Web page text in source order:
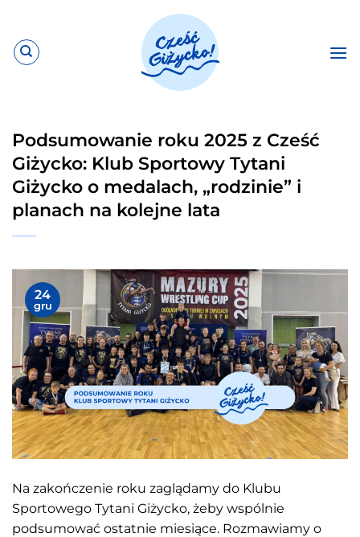
zawartości
Podsumowanie roku 2025 z Cześć
Giżycko: Klub Sportowy Tytani
Giżycko o medalach, „rodzinie” i
planach na kolejne lata
24
gru
Na zakończenie roku zaglądamy do Klubu
Sportowego Tytani Giżycko, żeby wspólnie
podsumować ostatnie miesiące. Rozmawiamy o